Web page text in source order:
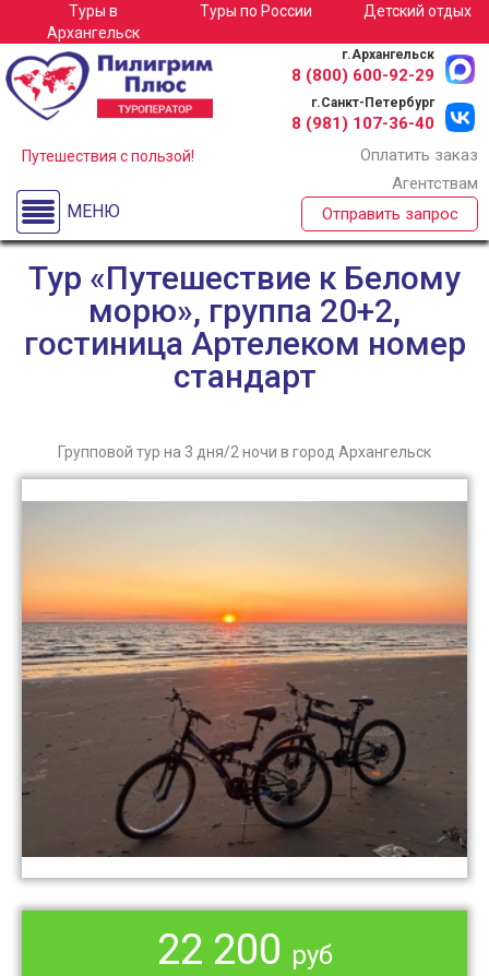
Туры в Архангельск
Детские лагеря
Спортивные сборы
Экскурсионные туры для школьных групп по России
Туры по России
О компании
Путешествия с пользой!
Туры в
Архангельск
Туры по России Детский отдых
МЕНЮ
Оплатить заказ
Агентствам
Отправить запрос
г.Архангельск
8 (800) 600-92-29
г.Санкт-Петербург
8 (981) 107-36-40
Тур «Путешествие к Белому
морю», группа 20+2,
гостиница Артелеком номер
стандарт
Групповой тур на 3 дня/2 ночи в город Архангельск
22 200 руб